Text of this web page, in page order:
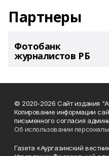
Партнеры
Фотобанк
журналистов РБ
© 2020-2026 Сайт издания
Копирование информации
письменного согласия
Об использовании
Газета «Аургазинский